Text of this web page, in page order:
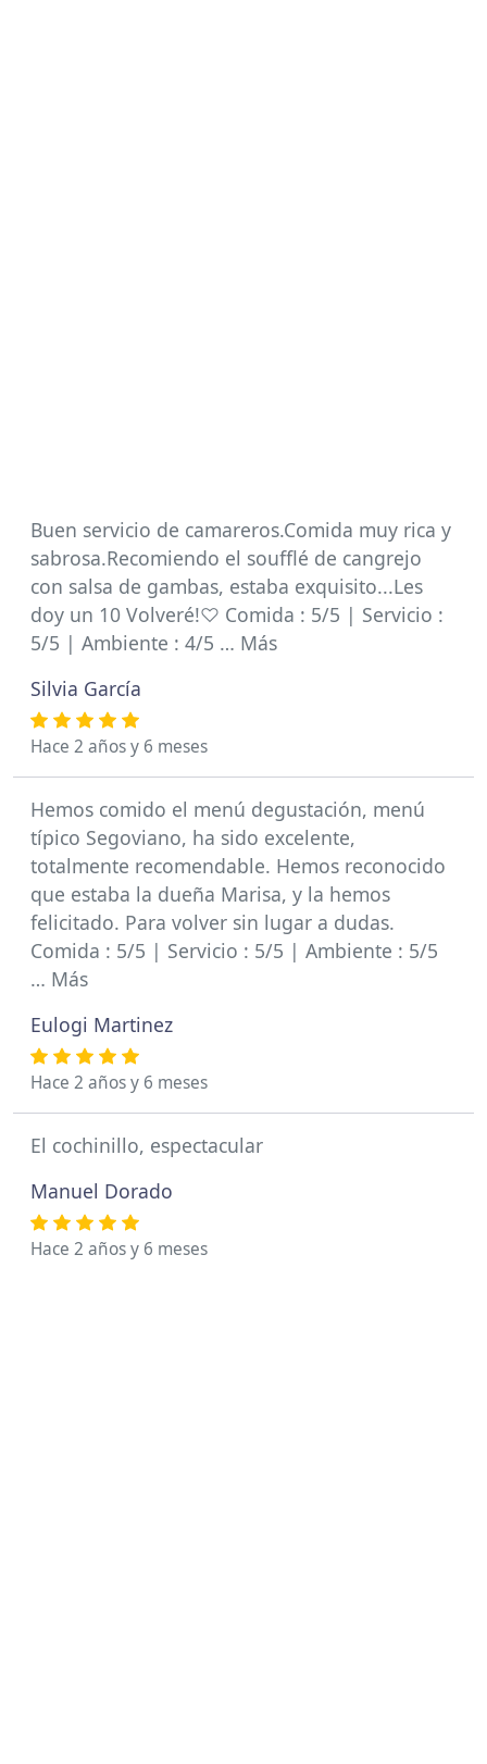
Buen servicio de camareros.Comida muy rica y
sabrosa.Recomiendo el soufflé de cangrejo
con salsa de gambas, estaba exquisito...Les
doy un 10 Volveré!♡ Comida : 5/5 | Servicio :
5/5 | Ambiente : 4/5 … Más
Silvia García
Hace 2 años y 6 meses
Hemos comido el menú degustación, menú
típico Segoviano, ha sido excelente,
totalmente recomendable. Hemos reconocido
que estaba la dueña Marisa, y la hemos
felicitado. Para volver sin lugar a dudas.
Comida : 5/5 | Servicio : 5/5 | Ambiente : 5/5
… Más
Eulogi Martinez
Hace 2 años y 6 meses
El cochinillo, espectacular
Manuel Dorado
Hace 2 años y 6 meses